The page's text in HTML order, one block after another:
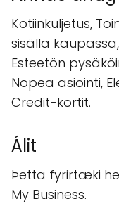
Kotiinkuljetus,
sisällä
Esteetön
Nopea asiointi,
Credit-kortit.
Álit
Þetta fyrirtæki
My Business.